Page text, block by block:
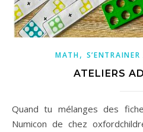
MATH,
ATELIERS
Quand tu mélanges des fiches de chez twinkl et des
Numicon de chez